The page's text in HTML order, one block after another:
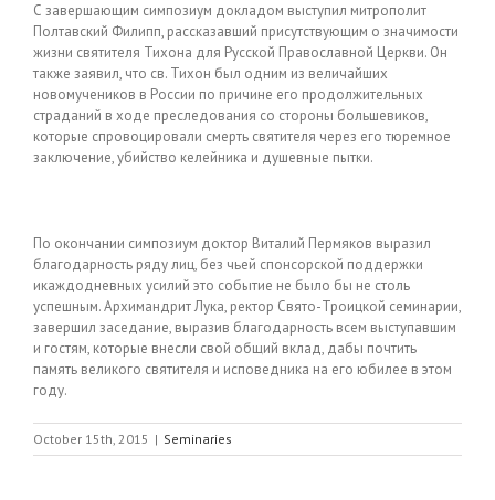
С завершающим симпозиум докладом выступил митрополит
Полтавский Филипп, рассказавший присутствующим о значимости
жизни святителя Тихона для Русской Православной Церкви. Он
также заявил, что св. Тихон был одним из величайших
новомучеников в России по причине его продолжительных
страданий в ходе преследования со стороны большевиков,
которые спровоцировали смерть святителя через его тюремное
заключение, убийство келейника и душевные пытки.
По окончании симпозиум доктор Виталий Пермяков выразил
благодарность ряду лиц, без чьей спонсорской поддержки
икаждодневных усилий это событие не было бы не столь
успешным. Архимандрит Лука, ректор Свято-Троицкой семинарии,
завершил заседание, выразив благодарность всем выступавшим
и гостям, которые внесли свой общий вклад, дабы почтить
память великого святителя и исповедника на его юбилее в этом
году.
October 15th, 2015 | Seminaries